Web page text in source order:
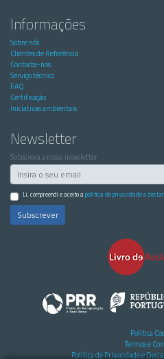
Informações
Sobre nós
Clientes de Referência
Contacte-nos
Serviço técnico
FAQ
Certificação
Iniciativas ambientais
Newsletter
Subscreva a nossa newsletter
Li, compreendi e aceito apolítica de privacidade e
Subscrever
Politica
Termos e
Política de Privacidade e